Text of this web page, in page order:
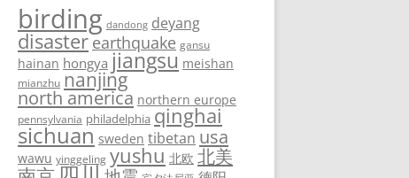
birding dandong deyang
disaster earthquake gansu
hainan hongya jiangsu meishan
mianzhu nanjing
north america northern europe
pennsylvania philadelphia qinghai
sichuan sweden tibetan usa
wawu yinggeling yushu 北欧 北美